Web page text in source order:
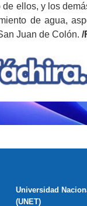
ellos, y los
de agua,
Juan de Colón. /
Universidad
(UNET)